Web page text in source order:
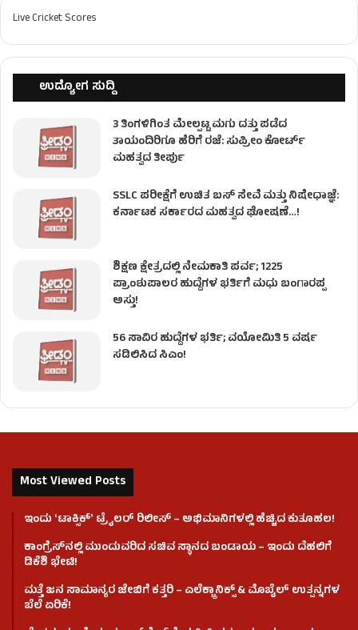
Live Cricket Scores
ಉದ್ಯೋಗ ಸುದ್ದಿ
3 ತಿಂಗಳಿಗಿಂತ ಮೇಲ್ಪಟ್ಟ ಮಗು ದತ್ತು ಪಡೆದ
ತಾಯಂದಿರಿಗೂ ಹೆರಿಗೆ ರಜೆ: ಸುಪ್ರೀಂ ಕೋರ್ಟ್
ಮಹತ್ವದ ತೀರ್ಪು
SSLC ಪರೀಕ್ಷೆಗೆ ಉಚಿತ ಬಸ್ ಸೇವೆ ಮತ್ತು ನಿಷೇಧಾಜ್ಞೆ:
ಕರ್ನಾಟಕ ಸರ್ಕಾರದ ಮಹತ್ವದ ಘೋಷಣೆ…!
ಶಿಕ್ಷಣ ಕ್ಷೇತ್ರದಲ್ಲಿ ನೇಮಕಾತಿ ಪರ್ವ; 1225
ಪ್ರಾಂಶುಪಾಲರ ಹುದ್ದೆಗಳ ಭರ್ತಿಗೆ ಮಧು ಬಂಗಾರಪ್ಪ
ಅಸ್ತು!
56 ಸಾವಿರ ಹುದ್ದೆಗಳ ಭರ್ತಿ; ವಯೋಮಿತಿ 5 ವರ್ಷ
ಸಡಿಲಿಸಿದ ಸಿಎಂ!
Most Viewed Posts
ಇಂದು ʻಟಾಕ್ಸಿಕ್ʼ ಟ್ರೈಲರ್ ರಿಲೀಸ್‌ – ಅಭಿಮಾನಿಗಳಲ್ಲಿ ಹೆಚ್ಚಿದ ಕುತೂಹಲ!
ಕಾಂಗ್ರೆಸ್​ನಲ್ಲಿ ಮುಂದುವರಿದ ಸಚಿವ ಸ್ಥಾನದ ಬಂಡಾಯ – ಇಂದು ದೆಹಲಿಗೆ
ಡಿಕೆಶಿ ಭೇಟಿ!
ಮತ್ತೆ ಜನ ಸಾಮಾನ್ಯರ ಜೇಬಿಗೆ ಕತ್ತರಿ – ಎಲೆಕ್ಟ್ರಾನಿಕ್ಸ್ & ಮೊಬೈಲ್ ಉತ್ಪನ್ನಗಳ
ಬೆಲೆ ಏರಿಕೆ!